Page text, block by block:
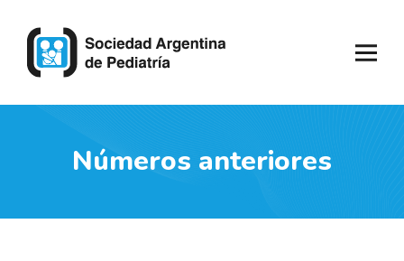
Números anteriores